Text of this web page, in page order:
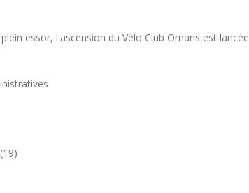
essor, l'ascension du Vélo Club Ornans est lancée